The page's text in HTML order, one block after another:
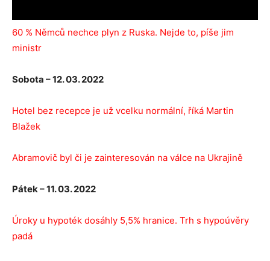
60 % Němců nechce plyn z Ruska. Nejde to, píše jim
ministr
Sobota – 12. 03. 2022
Hotel bez recepce je už vcelku normální, říká Martin
Blažek
Abramovič byl či je zainteresován na válce na Ukrajině
Pátek – 11. 03. 2022
Úroky u hypoték dosáhly 5,5% hranice. Trh s hypoúvěry
padá